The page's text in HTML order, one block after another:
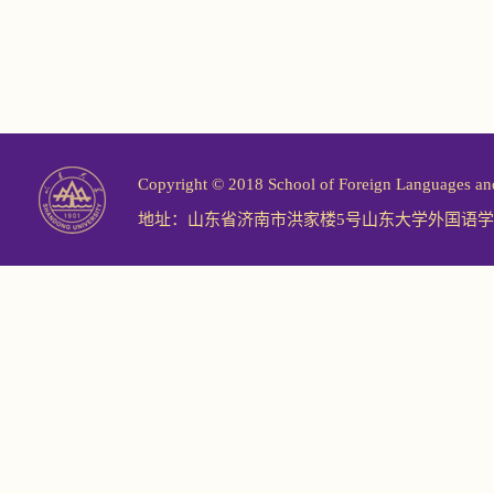
Copyright © 2018 School of Foreign Languages
地址：山东省济南市洪家楼5号山东大学外国语